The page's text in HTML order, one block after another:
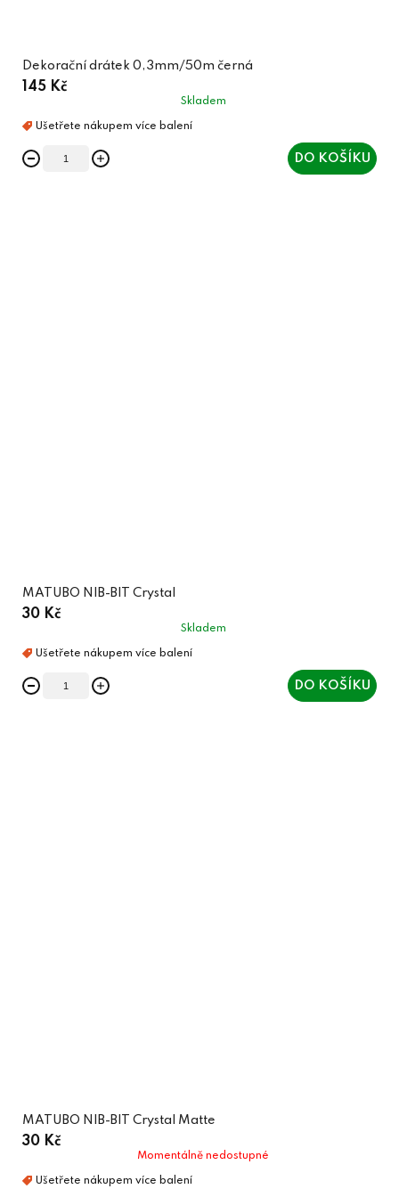
Dekorační drátek 0,3mm/50m černá
145 Kč
Skladem
DO KOŠÍKU
MATUBO NIB-BIT Crystal
30 Kč
Skladem
DO KOŠÍKU
MATUBO NIB-BIT Crystal Matte
30 Kč
Momentálně nedostupné